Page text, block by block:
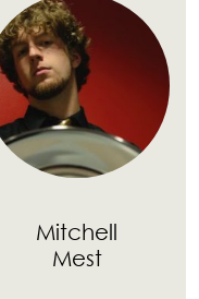
Mitchell
Mest